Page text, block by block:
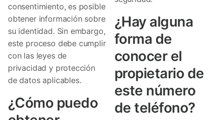
consentimiento, es posible
obtener información sobre
su identidad. Sin embargo,
este proceso debe cumplir
con las leyes de
privacidad y protección
de datos aplicables.
¿Cómo puedo
¿Hay alguna
forma de
conocer el
propietario de
este número
de teléfono?